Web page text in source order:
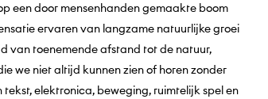
een door mensenhanden gemaakte boom
ervaren van langzame natuurlijke groei
van toenemende afstand tot de natuur,
we niet altijd kunnen zien of horen zonder
elektronica, beweging, ruimtelijk spel en